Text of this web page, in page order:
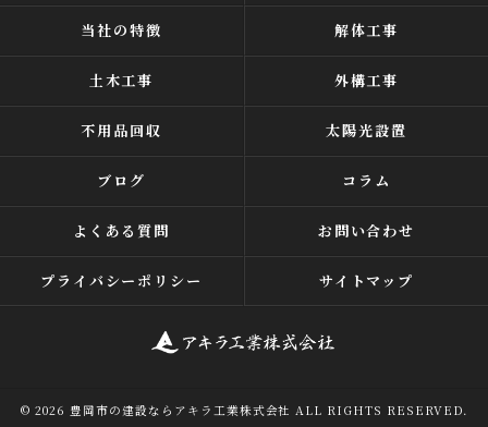
当社の特徴 解体工事
土木工事 外構工事
不用品回収 太陽光設置
ブログ コラム
よくある質問 お問い合わせ
プライバシーポリシー サイトマップ
© 2026 豊岡市の建設ならアキラ工業株式会社 ALL RIGHTS RESERVED.